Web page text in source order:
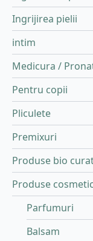
Ingrijirea pielii
intim
Medicura /
Pentru copii
Pliculete
Premixuri
Produse bio
Produse
Parfumuri
Balsam